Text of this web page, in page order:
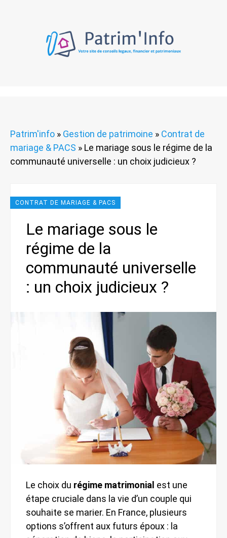
Patrim'info » Gestion de patrimoine » Contrat de
mariage & PACS » Le mariage sous le régime de la
communauté universelle : un choix judicieux ?
CONTRAT DE MARIAGE & PACS
Le mariage sous le
régime de la
communauté universelle
: un choix judicieux ?
Le choix du régime matrimonial est une
étape cruciale dans la vie d’un couple qui
souhaite se marier. En France, plusieurs
options s’offrent aux futurs époux : la